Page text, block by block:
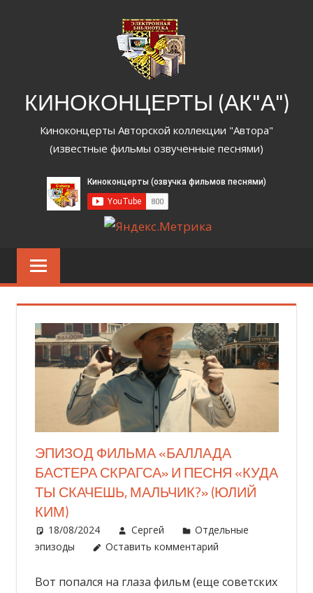
КИНОКОНЦЕРТЫ (АК"А")
Киноконцерты Авторской коллекции "Автора"
(известные фильмы озвученные песнями)
ЭПИЗОД ФИЛЬМА «БАЛЛАДА
БАСТЕРА СКРАГСА» И ПЕСНЯ «КУДА
ТЫ СКАЧЕШЬ, МАЛЬЧИК?» (ЮЛИЙ
КИМ)
18/08/2024 Сергей
Отдельные
эпизоды
Оставить комментарий
Вот попался на глаза фильм (еще советских